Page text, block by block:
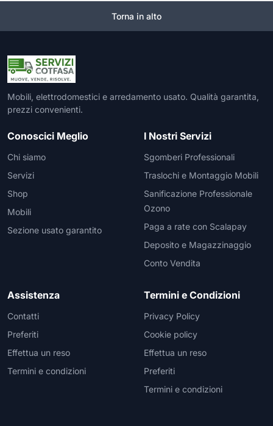
Torna in alto
Mobili, elettrodomestici e arredamento usato. Qualità garantita,
prezzi convenienti.
Conoscici Meglio
Chi siamo
Servizi
Shop
Mobili
Sezione usato garantito
I Nostri Servizi
Sgomberi Professionali
Traslochi e Montaggio Mobili
Sanificazione Professionale
Ozono
Paga a rate con Scalapay
Deposito e Magazzinaggio
Conto Vendita
Assistenza
Contatti
Preferiti
Effettua un reso
Termini e condizioni
Termini e Condizioni
Privacy Policy
Cookie policy
Effettua un reso
Preferiti
Termini e condizioni